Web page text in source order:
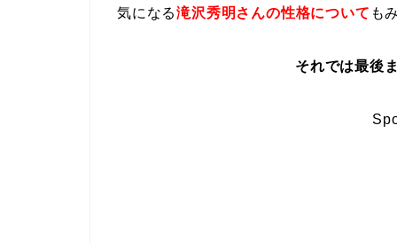
気になる滝沢秀明さんの性格について も
それでは最後